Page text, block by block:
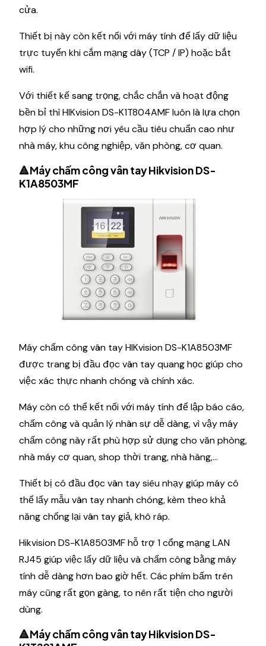
cửa.
Thiết bị này còn kết nối với máy tính để lấy dữ liệu
trực tuyến khi cắm mạng dây (TCP / IP) hoặc bắt
wifi.
Với thiết kế sang trọng, chắc chắn và hoạt động
bền bỉ thì HIKvision DS-K1T804AMF luôn là lựa chọn
hợp lý cho những nơi yêu cầu tiêu chuẩn cao như
nhà máy, khu công nghiệp, văn phòng, cơ quan.
🔺Máy chấm công vân tay Hikvision DS-
K1A8503MF
Máy chấm công vân tay HIKvision DS-K1A8503MF
được trang bị đầu đọc vân tay quang học giúp cho
việc xác thực nhanh chóng và chính xác.
Máy còn có thể kết nối với máy tính để lập báo cáo,
chấm công và quản lý nhân sự dễ dàng, vì vậy máy
chấm công này rất phù hợp sử dụng cho văn phòng,
nhà máy cơ quan, shop thời trang, nhà hàng,...
Thiết bị có đầu đọc vân tay siêu nhạy giúp máy có
thể lấy mẫu vân tay nhanh chóng, kèm theo khả
năng chống lại vân tay giả, khô ráp.
Hikvision DS-K1A8503MF hỗ trợ 1 cổng mạng LAN
RJ45 giúp việc lấy dữ liệu và chấm công bằng máy
tính dễ dàng hơn bao giờ hết. Các phím bấm trên
máy cũng rất gọn gàng, to nên rất tiện cho người
dùng.
🔺Máy chấm công vân tay Hikvision DS-